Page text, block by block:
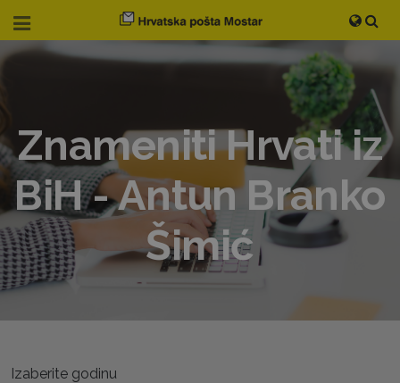
Znameniti Hrvati iz
BiH - Antun Branko
Šimić
Izaberite godinu